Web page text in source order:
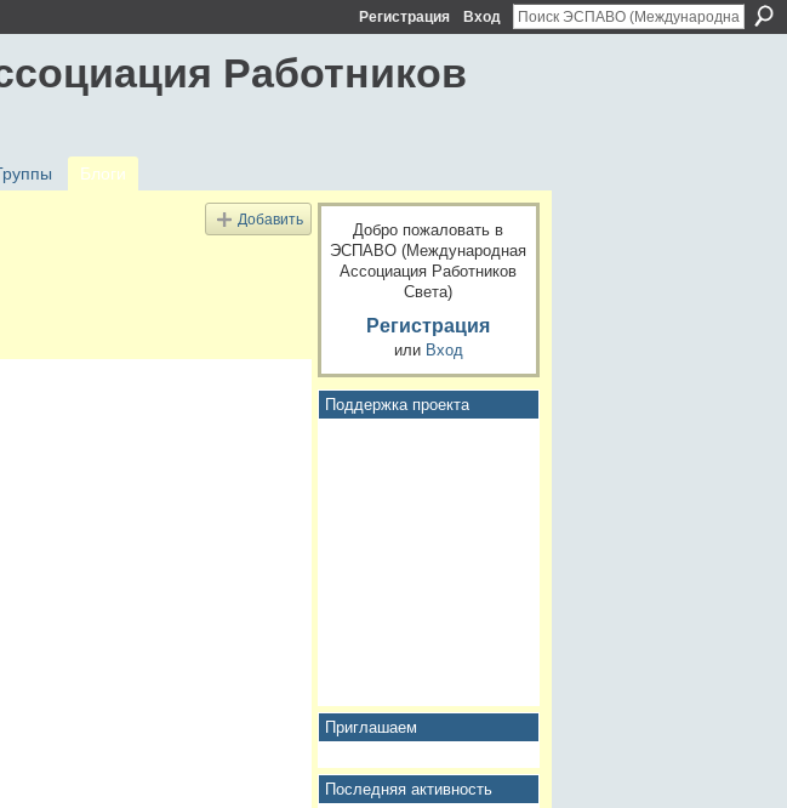
Регистрация Вход
Работников
Блоги
Добавить
Добро пожаловать в
ЭСПАВО (Международная
Ассоциация Работников
Света)
Регистрация
или Вход
Поддержка проекта
Приглашаем
Последняя активность